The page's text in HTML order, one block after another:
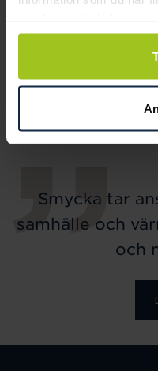
Smyckeskrin Hjärta
Smycka tar
samhälle och
och